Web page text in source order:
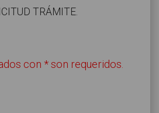
TRÁMITE.
con * son requeridos.